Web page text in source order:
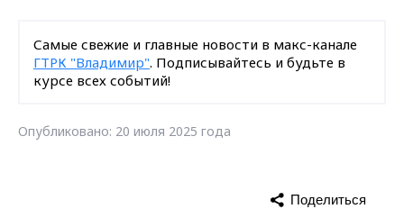
Самые свежие и главные новости в макс-канале
ГТРК "Владимир". Подписывайтесь и будьте в
курсе всех событий!
Опубликовано: 20 июля 2025 года
Поделиться